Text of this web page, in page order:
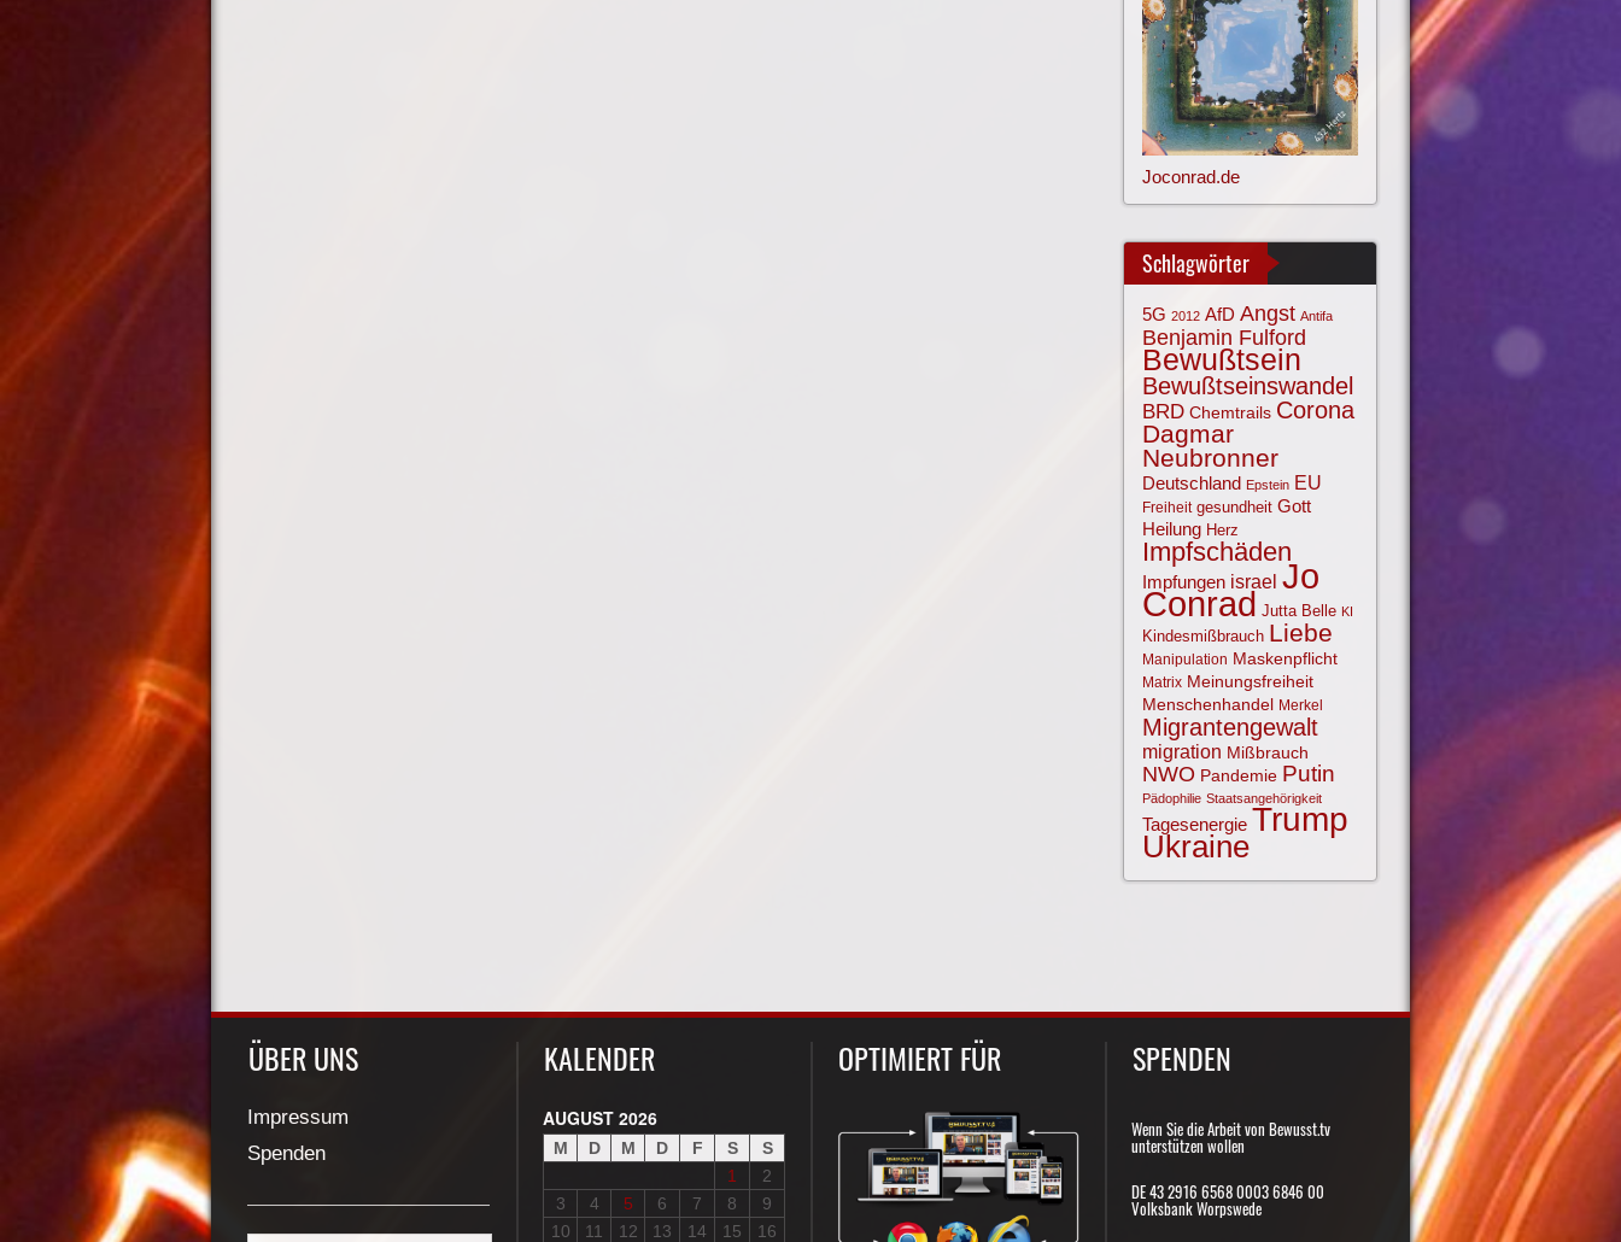
Joconrad.de
Schlagwörter
5G 2012 AfD Angst Antifa
Benjamin Fulford
Bewußtsein
Bewußtseinswandel
BRD Chemtrails Corona
Dagmar
Neubronner
Deutschland Epstein EU
Freiheit gesundheit Gott
Heilung Herz
Impfschäden
Impfungen israel Jo
Conrad Jutta Belle KI
Kindesmißbrauch Liebe
Manipulation Maskenpflicht
Matrix Meinungsfreiheit
Menschenhandel Merkel
Migrantengewalt
migration Mißbrauch
NWO Pandemie Putin
Pädophilie Staatsangehörigkeit
Tagesenergie Trump
Ukraine
ÜBER UNS
Impressum
Spenden
KALENDER
AUGUST 2026
M D M D F S
S
1
2
3
4 5 6 7 8
9
10
11 12 13 14 15 16
OPTIMIERT FÜR SPENDEN
Wenn Sie die Arbeit von Bewusst.tv
unterstützen wollen
DE 43 2916 6568 0003 6846 00
Volksbank Worpswede